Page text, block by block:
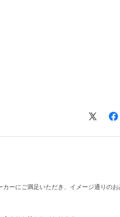
ーにご満足いただき、イメージ通りの